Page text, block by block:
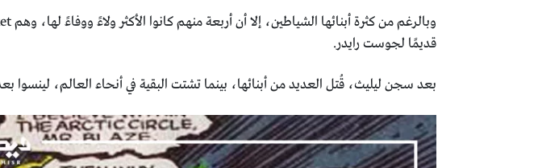
قديمًا لجوست رايدر.
بعد سجن ليليث، قُتل العديد من أبنائها، بينما تشتت البقية في أنحاء العالم، لينسوا